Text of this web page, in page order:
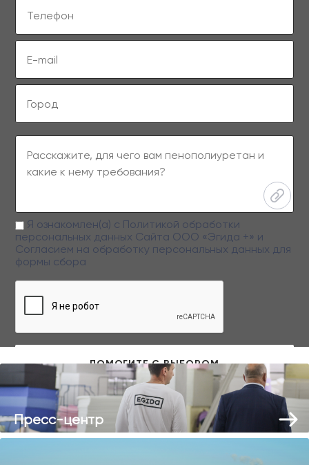
Заполняя данную форму вы даете свое согласие на обработку
персональных данных
Я ознакомлен(а) с Политикой обработки
персональных данных Сайта ООО «Эгида +» и
Согласием на обработку персональных данных для
формы сбора
Пресс-центр